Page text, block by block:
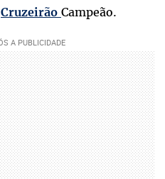
Cruzeirão Campeão.